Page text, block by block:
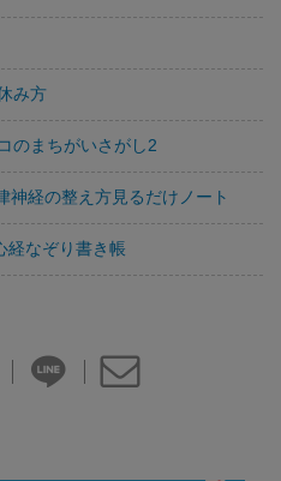
み方
のまちがいさがし2
神経の整え方見るだけノート
経なぞり書き帳